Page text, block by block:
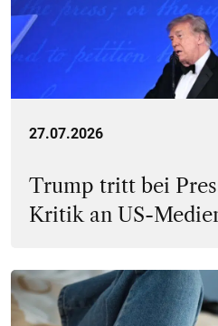
27.07.2026
Trump tritt bei
Kritik an US-